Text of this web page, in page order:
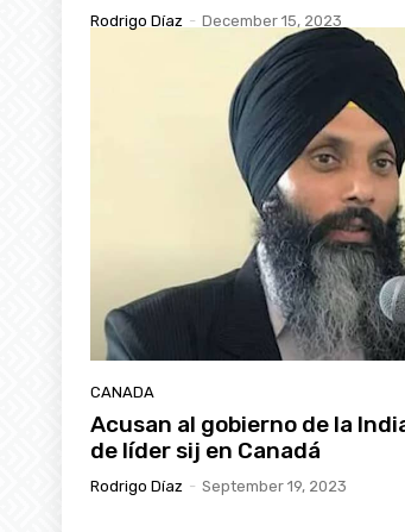
Rodrigo Díaz - December 15, 2023
CANADA
Acusan al gobierno de la
de líder sij en Canadá
Rodrigo Díaz - September 19, 2023